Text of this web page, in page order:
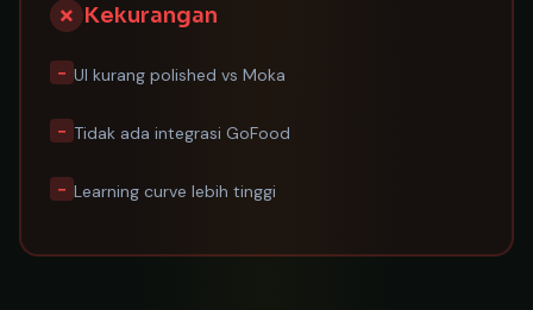
✗ Kekurangan
− UI kurang polished vs Moka
− Tidak ada integrasi GoFood
− Learning curve lebih tinggi